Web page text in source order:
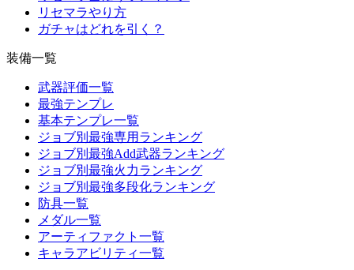
リセマラやり方
ガチャはどれを引く？
装備一覧
武器評価一覧
最強テンプレ
基本テンプレ一覧
ジョブ別最強専用ランキング
ジョブ別最強Add武器ランキング
ジョブ別最強火力ランキング
ジョブ別最強多段化ランキング
防具一覧
メダル一覧
アーティファクト一覧
キャラアビリティ一覧